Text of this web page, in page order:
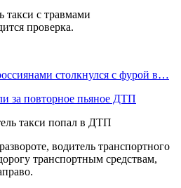
такси с травмами
проверка.
столкнулся с фурой в…
за повторное пьяное ДТП
водитель транспортного
транспортным средствам,